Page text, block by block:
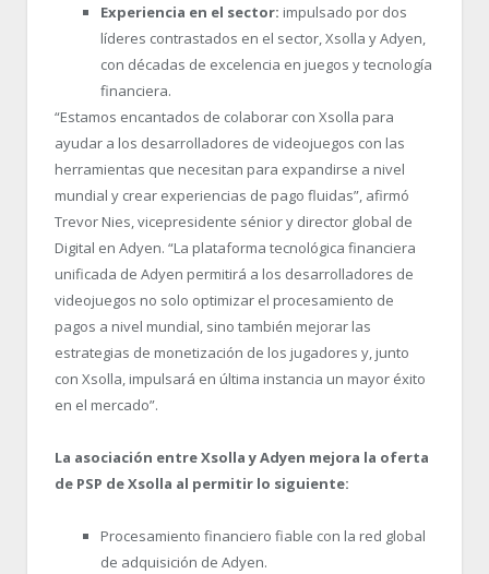
Experiencia en el sector: impulsado por dos
líderes contrastados en el sector, Xsolla y Adyen,
con décadas de excelencia en juegos y tecnología
financiera.
“Estamos encantados de colaborar con Xsolla para
ayudar a los desarrolladores de videojuegos con las
herramientas que necesitan para expandirse a nivel
mundial y crear experiencias de pago fluidas”, afirmó
Trevor Nies, vicepresidente sénior y director global de
Digital en Adyen. “La plataforma tecnológica financiera
unificada de Adyen permitirá a los desarrolladores de
videojuegos no solo optimizar el procesamiento de
pagos a nivel mundial, sino también mejorar las
estrategias de monetización de los jugadores y, junto
con Xsolla, impulsará en última instancia un mayor éxito
en el mercado”.
La asociación entre Xsolla y Adyen mejora la oferta
de PSP de Xsolla al permitir lo siguiente:
Procesamiento financiero fiable con la red global
de adquisición de Adyen.